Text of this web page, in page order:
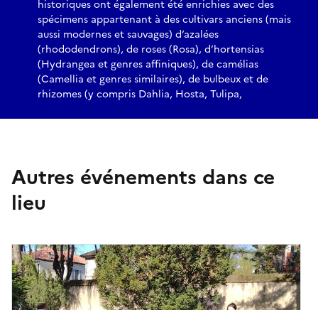
historiques ont également été enrichies avec des
spécimens appartenant à des cultivars anciens (mais
aussi modernes et sauvages) d’azalées
(rhododendrons), de roses (Rosa), d’hortensias
(Hydrangea et genres affiniques), de camélias
(Camellia et genres similaires), de bulbeux et de
rhizomes (y compris Dahlia, Hosta, Tulipa,
Autres événements dans ce
lieu